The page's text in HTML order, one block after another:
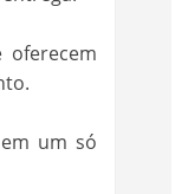
oferecem
um só